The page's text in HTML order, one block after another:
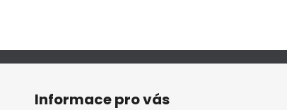
Informace pro vás